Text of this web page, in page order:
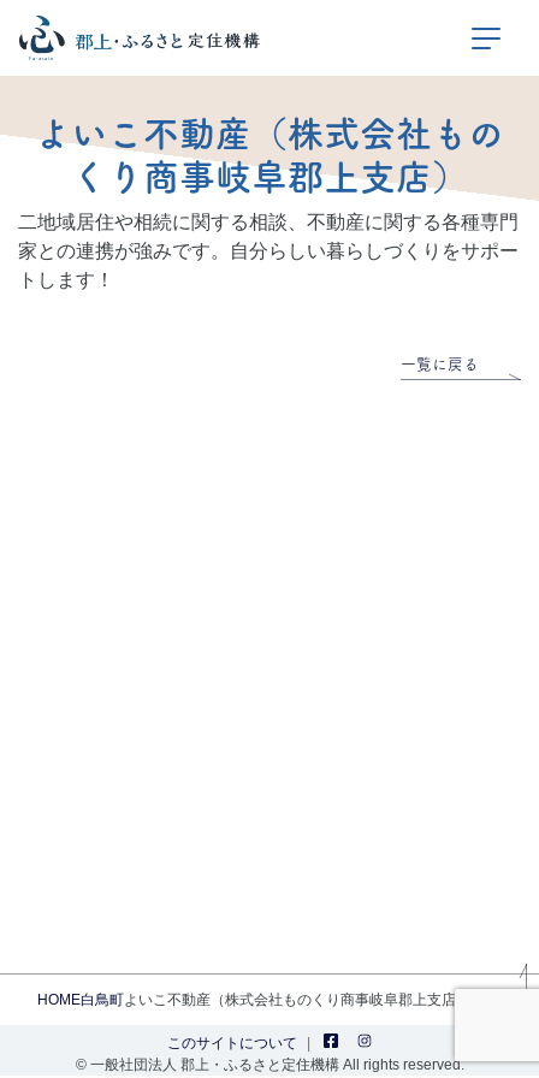
よいこ不動産（株式会社もの
くり商事岐阜郡上支店）
二地域居住や相続に関する相談、不動産に関する各種専門
家との連携が強みです。自分らしい暮らしづくりをサポー
トします！
一覧に戻る
HOME白鳥町よいこ不動産（株式会社ものくり商事岐阜郡上支店）
このサイトについて
© 一般社団法人 郡上・ふるさと定住機構 All rights reserved.